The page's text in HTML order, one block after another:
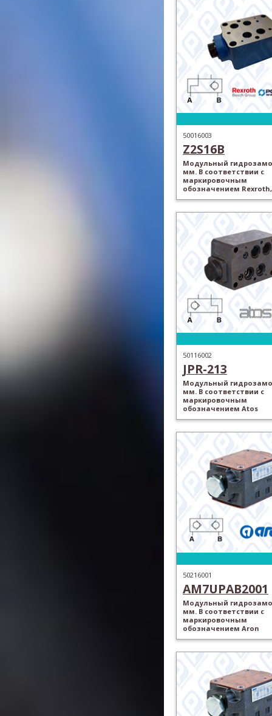
50016003
Z2S16B
Модульный
мм. В соответствии с
маркировочным
обозначением
50116002
JPR-213
Модульный
мм. В соответствии с
маркировочным
обозначением Atos
50216001
AM7UPAB2001
Модульный
мм. В соответствии с
маркировочным
обозначением Aron